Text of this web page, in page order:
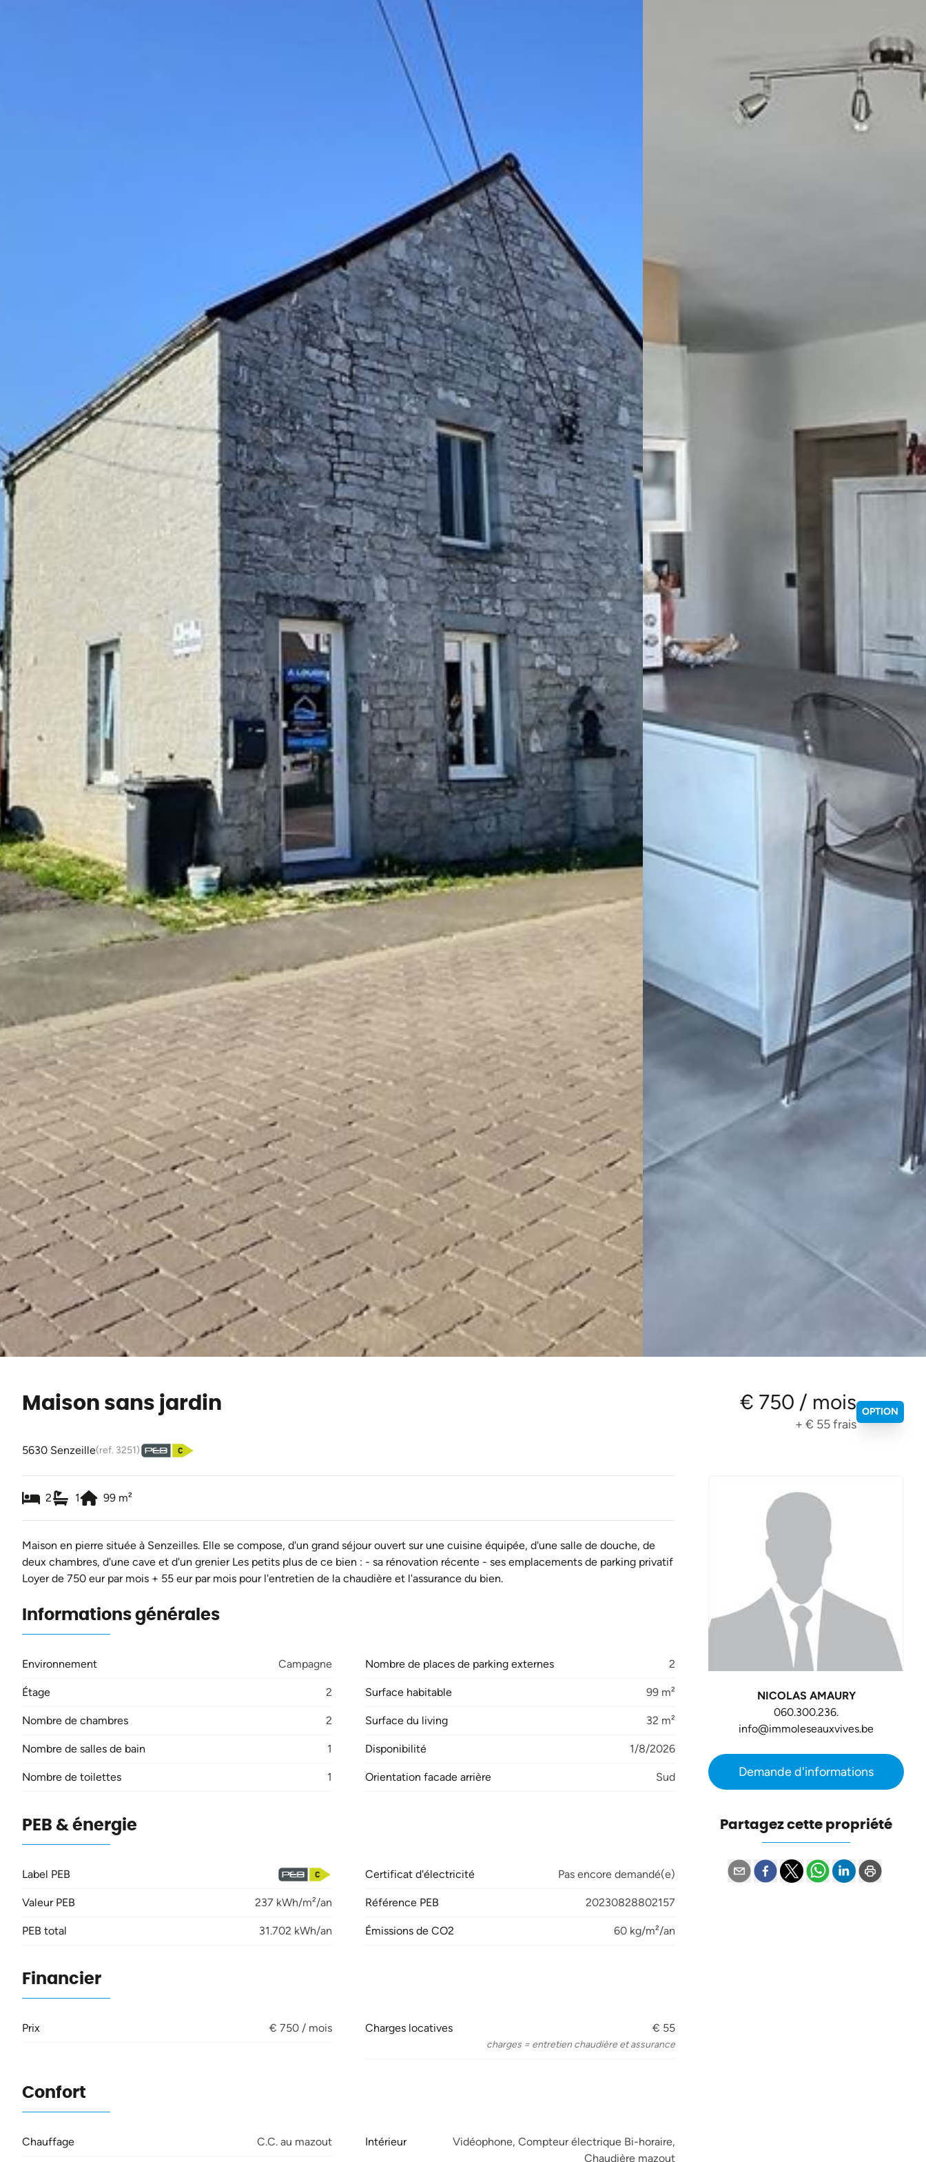
Maison sans jardin € 750 / mois
+ € 55frais
OPTION
5630 Senzeille(ref. 3251)
2 1 99 m²
Maison en pierre située à Senzeilles. Elle se compose, d'un grand séjour ouvert sur une cuisine équipée, d'une salle de douche, de
deux chambres, d'une cave et d'un grenier Les petits plus de ce bien : - sa rénovation récente - ses emplacements de parking privatif
Loyer de 750 eur par mois + 55 eur par mois pour l'entretien de la chaudière et l'assurance du bien.
Informations générales
Environnement Campagne Nombre de places de parking externes 2
Étage 2 Surface habitable 99 m²
Nombre de chambres 2 Surface du living 32 m²
Nombre de salles de bain 1 Disponibilité 1/8/2026
Nombre de toilettes 1 Orientation facade arrière Sud
PEB & énergie
Label PEB Certificat d'électricité Pas encore demandé(e)
Valeur PEB 237 kWh/m²/an Référence PEB 20230828802157
PEB total 31.702 kWh/an Émissions de CO2 60 kg/m²/an
Financier
Prix € 750 / mois Charges locatives € 55
charges = entretien chaudière et assurance
Confort
Chauffage C.C. au mazout Intérieur
Vidéophone, Compteur électrique Bi-horaire,
Chaudière mazout
NICOLAS AMAURY
060.300.236.
info@immoleseauxvives.be
Demande d'informations
Partagez cette propriété